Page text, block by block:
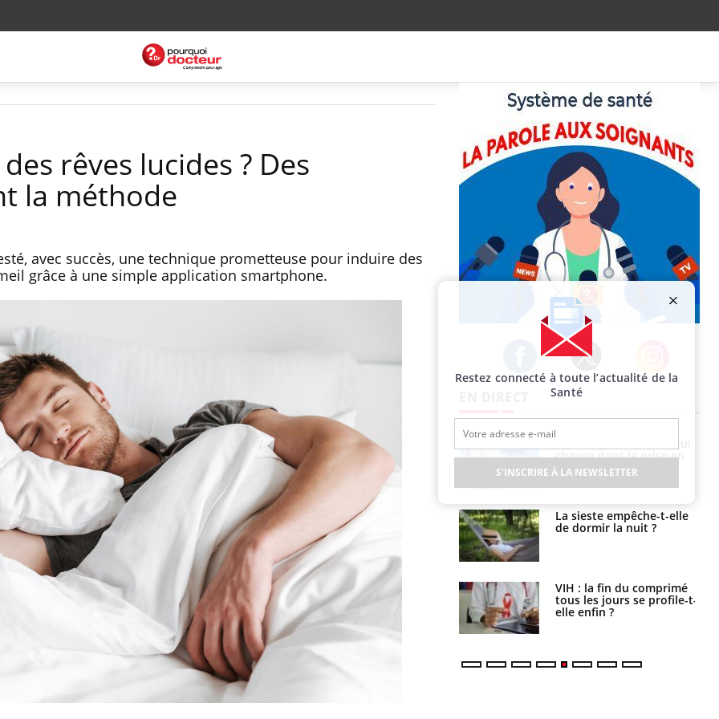
rêves lucides ? Des
la méthode
avec succès, une technique prometteuse pour induire des
grâce à une simple application smartphone.
Facebook Twitter Instagram
Grossesse à risque : ce jus
naturel attire l'attention
des chercheurs
Comment oublier les
écrans en vacances ?
Toujours connectés :
comment le travail
empiète de plus en plus
sur nos soirées
Cancer colorectal : une
stratégie simple aurait
changé la donne au Pays
basque
Chikungunya, dengue,
West Nile : que se passe-
t-il dans le sud de la
France ?
Les médicaments GLP-1
protègent-ils aussi les os
?
change dans la prise en
charge des femmes
enceintes
La sieste empêche-t-elle
de dormir la nuit ?
VIH : la fin du comprimé
tous les jours se profile-t-
elle enfin ?
Restez connecté à toute l’actualité de la
Santé
S'INSCRIRE À LA NEWSLETTER